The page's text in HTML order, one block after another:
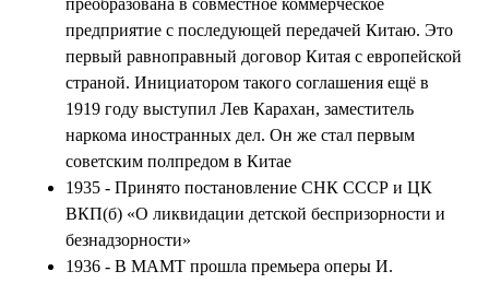
преобразована в совместное коммерческое
предприятие с последующей передачей Китаю. Это
первый равноправный договор Китая с европейской
страной. Инициатором такого соглашения ещё в
1919 году выступил Лев Карахан, заместитель
наркома иностранных дел. Он же стал первым
советским полпредом в Китае
1935 - Принято постановление СНК СССР и ЦК
ВКП(б) «О ликвидации детской беспризорности и
безнадзорности»
1936 - В МАМТ прошла премьера оперы И.